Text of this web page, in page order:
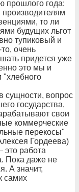
прошлого года:
то ли
будущих льгот
тупиковый и
очень
придется уже
это мы и
сущности, вопрос
государства,
свои
коммерческие
перекосы"
Гордеева)
работа
Пока даже не
А значит,
самих